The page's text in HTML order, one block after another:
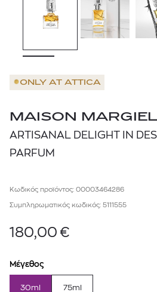
ONLY AT ATTICA
MAISON
ARTISANAL DELIGHT IN
PARFUM
Κωδικός προϊόντος: 00003464286
Συμπληρωματικός κωδικός: 5111555
180,00 €
Μέγεθος
30ml 75ml